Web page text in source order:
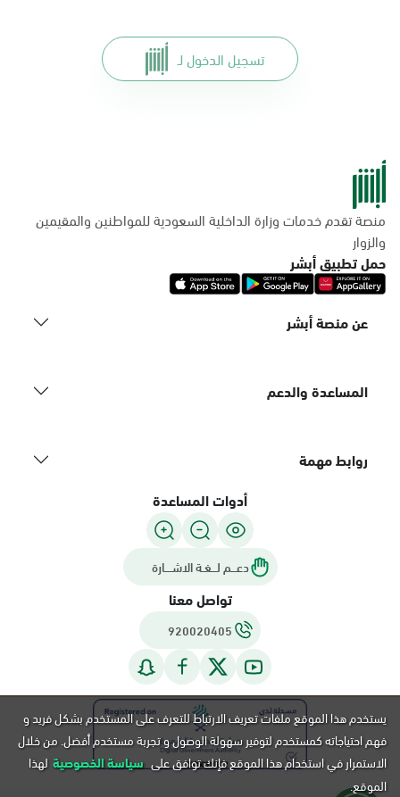
تسجيل الدخول لـ
منصة تقدم خدمات وزارة الداخلية السعودية للمواطنين والمقيمين
والزوار
حمل تطبيق أبشر
عن منصة أبشر
المساعدة والدعم
روابط مهمة
أدوات المساعدة
دعـــم لـــغـة الاشــــارة
تواصل معنا
920020405
يستخدم هذا الموقع ملفات تعريف الارتباط للتعرف على المستخدم بشكل فريد و
فهم احتياجاته كمستخدم لتوفير سهولة الوصول و تجربة مستخدم أفضل. من خلال
الاستمرار في استخدام هذا الموقع فإنك توافق على سياسة الخصوصية لهذا
الموقع.